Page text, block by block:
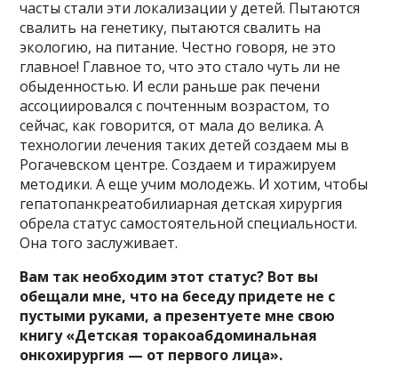
часты стали эти локализации у детей. Пытаются
свалить на генетику, пытаются свалить на
экологию, на питание. Честно говоря, не это
главное! Главное то, что это стало чуть ли не
обыденностью. И если раньше рак печени
ассоциировался с почтенным возрастом, то
сейчас, как говорится, от мала до велика. А
технологии лечения таких детей создаем мы в
Рогачевском центре. Создаем и тиражируем
методики. А еще учим молодежь. И хотим, чтобы
гепатопанкреатобилиарная детская хирургия
обрела статус самостоятельной специальности.
Она того заслуживает.
Вам так необходим этот статус? Вот вы
обещали мне, что на беседу придете не с
пустыми руками, а презентуете мне свою
книгу «Детская торакоабдоминальная
онкохирургия — от первого лица».